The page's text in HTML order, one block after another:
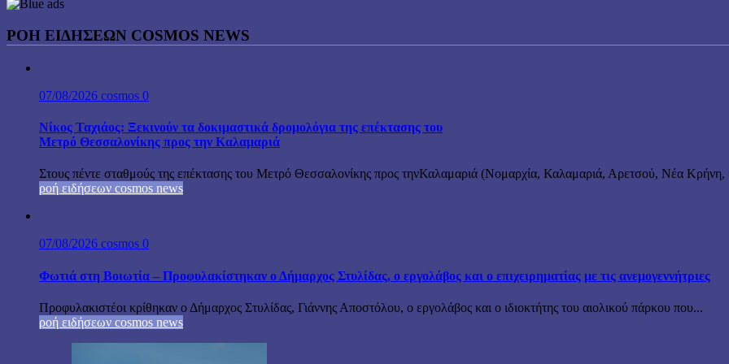
ΡΟΗ ΕΙΔΗΣΕΩΝ COSMOS NEWS
07/08/2026 cosmos 0
Νίκος Ταχιάος: Ξεκινούν τα δοκιμαστικά δρομολόγια της επέκτασης του
Μετρό Θεσσαλονίκης προς την Καλαμαριά
Στους πέντε σταθμούς της επέκτασης του Μετρό Θεσσαλονίκης προς τηνΚαλαμαριά (Νομαρχία, Καλαμαριά, Αρετσού, Νέα Κρήνη,
ροή ειδήσεων cosmos news
07/08/2026 cosmos 0
Φωτιά στη Βοιωτία – Προφυλακίστηκαν ο Δήμαρχος Στυλίδας, ο εργολάβος και ο επιχειρηματίας με τις ανεμογεννήτριες
Προφυλακιστέοι κρίθηκαν ο Δήμαρχος Στυλίδας, Γιάννης Αποστόλου, ο εργολάβος και ο ιδιοκτήτης του αιολικού πάρκου που...
ροή ειδήσεων cosmos news